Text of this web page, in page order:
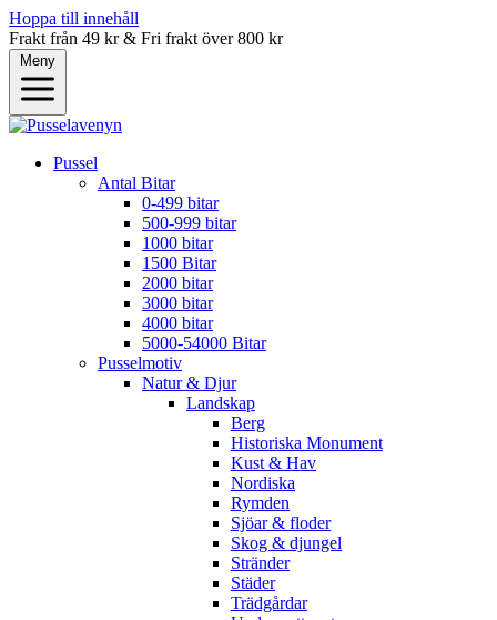
Hoppa till innehåll
Frakt från 49 kr & Fri frakt över 800 kr
Meny
Pussel
Antal Bitar
0-499 bitar
500-999 bitar
1000 bitar
1500 Bitar
2000 bitar
3000 bitar
4000 bitar
5000-54000 Bitar
Pusselmotiv
Natur & Djur
Landskap
Berg
Historiska Monument
Kust & Hav
Nordiska
Rymden
Sjöar & floder
Skog & djungel
Stränder
Städer
Trädgårdar